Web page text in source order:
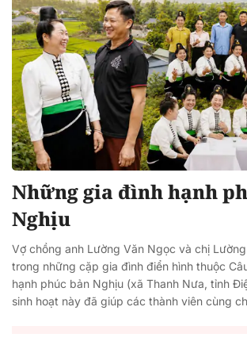
Những gia đình hạnh
Nghịu
Vợ chồng anh Lường Văn Ngọc và chị
trong những cặp gia đình điển hình thuộc
hạnh phúc bản Nghịu (xã Thanh Nưa, tỉnh
sinh hoạt này đã giúp các thành viên cùng